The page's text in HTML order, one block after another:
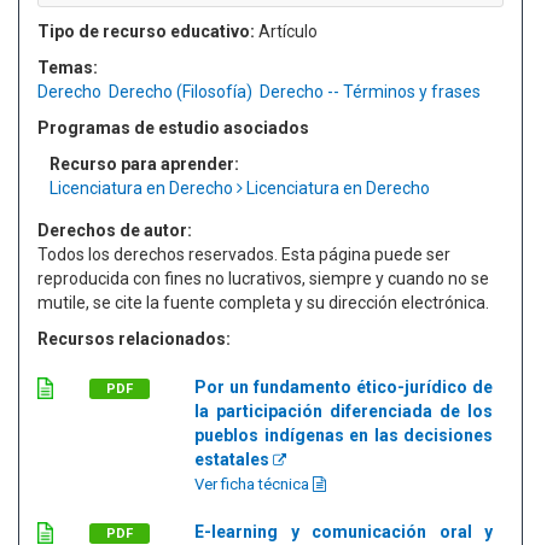
Tipo de recurso educativo: Artículo
Temas:
Derecho Derecho (Filosofía) Derecho -- Términos y frases
Programas de estudio asociados
Recurso para aprender:
Licenciatura en Derecho
Licenciatura en Derecho
Derechos de autor:
Todos los derechos reservados. Esta página puede ser
reproducida con fines no lucrativos, siempre y cuando no se
mutile, se cite la fuente completa y su dirección electrónica.
Recursos relacionados:
PDF
Por un fundamento ético-jurídico de
la participación diferenciada de los
pueblos indígenas en las decisiones
estatales
Ver ficha técnica
PDF
E-learning y comunicación oral y